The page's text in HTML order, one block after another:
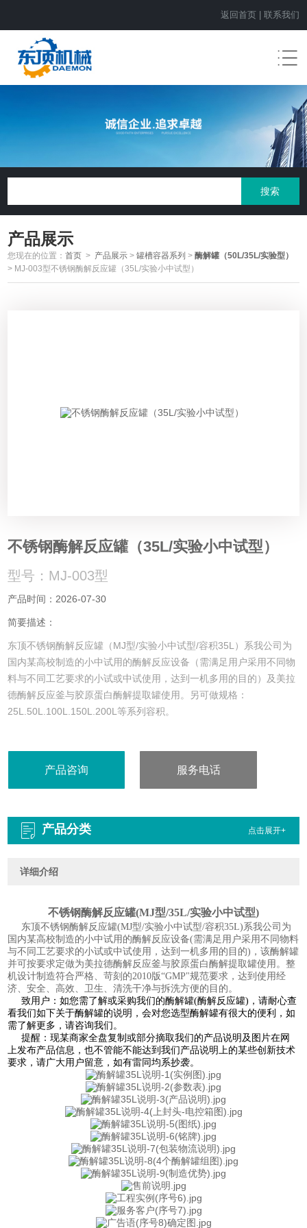
返回首页| 联系我们
产品展示
您现在的位置：首页 > 产品展示 >罐槽容器系列 >酶解罐（50L/35L/实验型）
> MJ-003型不锈钢酶解反应罐（35L/实验小中试型）
不锈钢酶解反应罐（35L/实验小中试型）
型号：MJ-003型
产品时间：2026-07-30
简要描述：
东顶不锈钢酶解反应罐（MJ型/实验小中试型/容积35L）系我公司为
国内某高校制造的小中试用的酶解反应设备（需满足用户采用不同物
料与不同工艺要求的小试或中试使用，达到一机多用的目的）及美拉
德酶解反应釜与胶原蛋白酶解提取罐使用。另可做规格：
25L.50L.100L.150L.200L等系列容积。
产品咨询 服务电话
产品分类 点击展开+
详细介绍
不锈钢酶解反应罐(MJ型/35L/实验小中试型)
东顶不锈钢酶解反应罐(MJ型/实验小中试型/容积35L)系我公司为
国内某高校制造的小中试用的酶解反应设备(需满足用户采用不同物料
与不同工艺要求的小试或中试使用，达到一机多用的目的)，该酶解罐
并可按要求定做为美拉德酶解反应釜与胶原蛋白酶解提取罐使用。整
机设计制造符合严格、苛刻的2010版“GMP"规范要求，达到使用经
济、安全、高效、卫生、清洗干净与拆洗方便的目的。
致用户：如您需了解或采购我们的酶解罐(酶解反应罐)，请耐心查
看我们如下关于酶解罐的说明，会对您选型酶解罐有很大的便利，如
需了解更多，请咨询我们。
提醒：现某商家全盘复制或部分摘取我们的产品说明及图片在网
上发布产品信息，也不管能不能达到我们产品说明上的某些创新技术
要求，请广大用户留意，如有雷同均系抄袭。